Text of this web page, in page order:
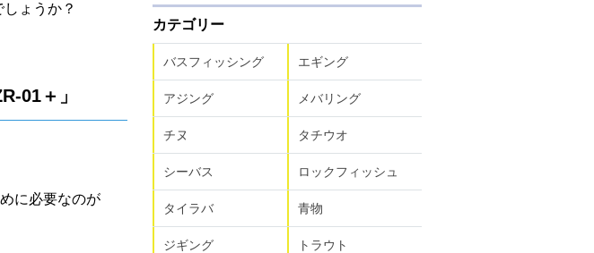
ょうか？
01＋」
に必要なのが
カテゴリー
バスフィッシング エギング
アジング メバリング
チヌ タチウオ
シーバス ロックフィッシュ
タイラバ 青物
ジギング トラウト